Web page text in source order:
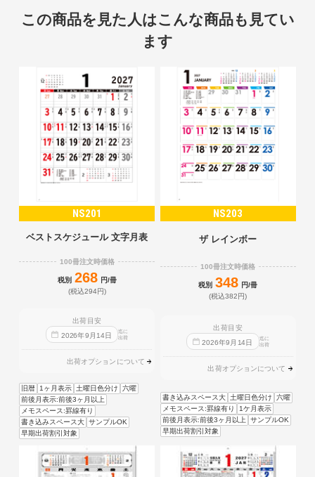
この商品を見た人はこんな商品も見てい
ます
NS201
ベストスケジュール 文字月表
100冊注文時価格
税別 268 円/冊
(税込294円)
出荷目安
2026年9 月 14日
迄に
出荷
出荷オプションについて
旧暦 1ヶ月表示 土曜日色分け
六曜
前後月表示:前後3ヶ月以上
メモスペース:罫線有り
書き込みスペース大 サンプルOK
早期出荷割引対象
NS203
ザ レインボー
100冊注文時価格
税別 348 円/冊
(税込382円)
出荷目安
2026年9 月 14日
迄に
出荷
出荷オプションについて
書き込みスペース大 土曜日色分け
六曜
メモスペース:罫線有り
1ケ月表示
前後月表示:前後3ヶ月以上
サンプルOK
早期出荷割引対象